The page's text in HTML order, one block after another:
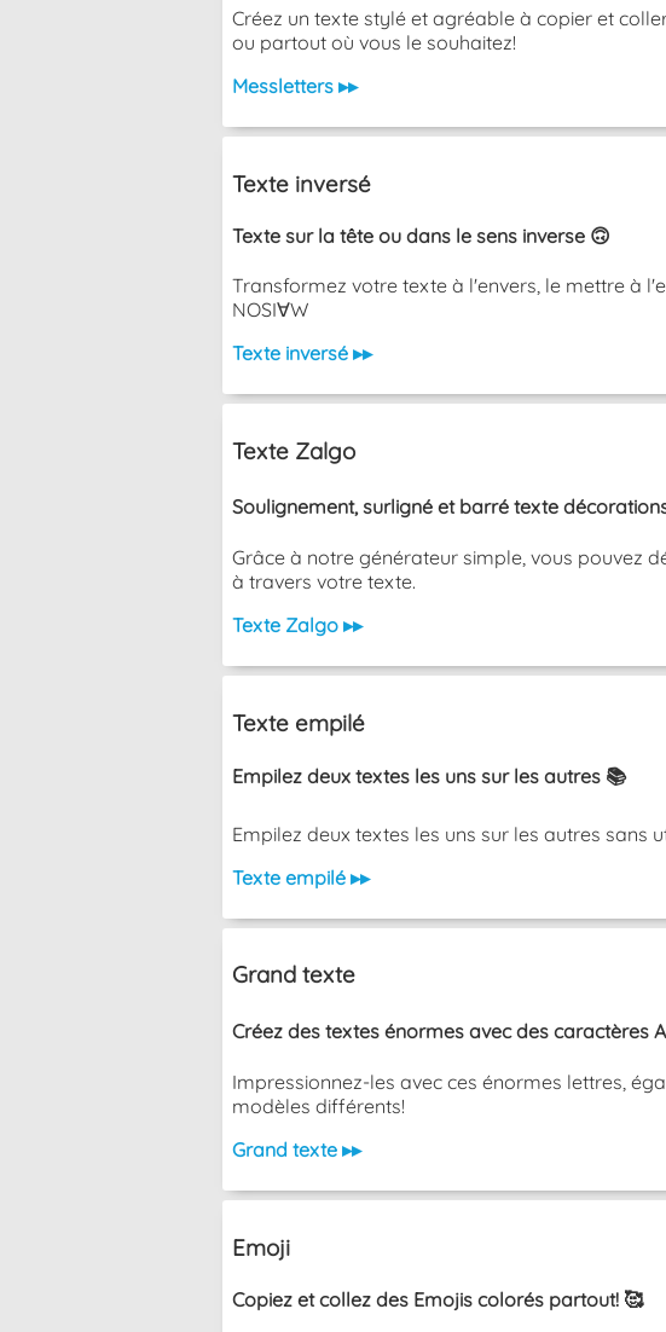
Créez un texte stylé et agréable à copier et
ou partout où vous le souhaitez!
Messletters ▸▸
Texte inversé
Texte sur la tête ou dans le sens inverse 🙃
Transformez votre texte à l'envers, le mettre à
NOSI∀W
Texte inversé ▸▸
Texte Zalgo
Soulignement, surligné et barré texte
Grâce à notre générateur simple, vous pouvez
à travers votre texte.
Texte Zalgo ▸▸
Texte empilé
Empilez deux textes les uns sur les autres 📚
Empilez deux textes les uns sur les autres sans
Texte empilé ▸▸
Grand texte
Créez des textes énormes avec des caractères
Impressionnez-les avec ces énormes lettres,
modèles différents!
Grand texte ▸▸
Emoji
Copiez et collez des Emojis colorés partout! 🥰